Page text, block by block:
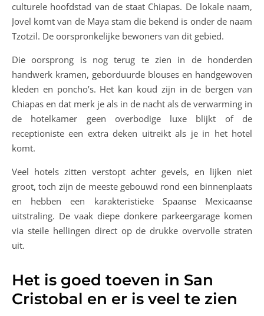
culturele hoofdstad van de staat Chiapas. De lokale naam,
Jovel komt van de Maya stam die bekend is onder de naam
Tzotzil. De oorspronkelijke bewoners van dit gebied.
Die oorsprong is nog terug te zien in de honderden
handwerk kramen, geborduurde blouses en handgewoven
kleden en poncho’s. Het kan koud zijn in de bergen van
Chiapas en dat merk je als in de nacht als de verwarming in
de hotelkamer geen overbodige luxe blijkt of de
receptioniste een extra deken uitreikt als je in het hotel
komt.
Veel hotels zitten verstopt achter gevels, en lijken niet
groot, toch zijn de meeste gebouwd rond een binnenplaats
en hebben een karakteristieke Spaanse Mexicaanse
uitstraling. De vaak diepe donkere parkeergarage komen
via steile hellingen direct op de drukke overvolle straten
uit.
Het is goed toeven in San
Cristobal en er is veel te zien